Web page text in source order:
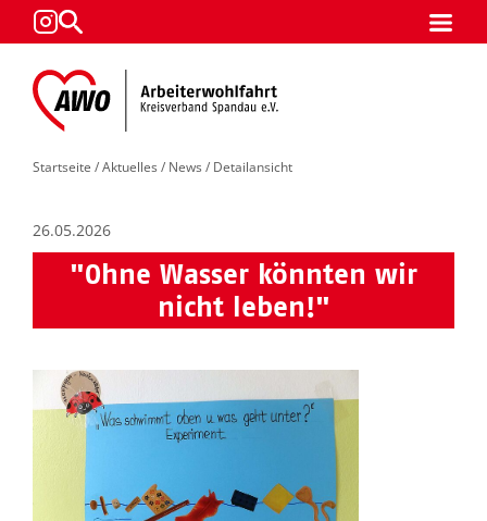
Startseite /Aktuelles / News / Detailansicht
26.05.2026
"Ohne Wasser könnten wir
nicht leben!"